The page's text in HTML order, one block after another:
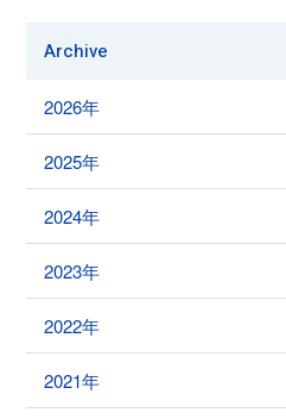
Archive
2026年
2025年
2024年
2023年
2022年
2021年